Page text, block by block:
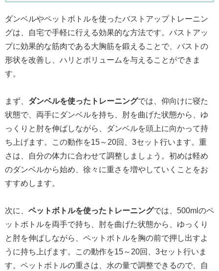
ダンベルやペットボトルを使ったバストアップトレーニン
グは、自宅で手軽に行える効果的な方法です。バストアッ
プに効果的な筋肉である大胸筋を鍛えることで、バストの
形状を改善し、ハリとボリュームを与えることができま
す。
まず、 ダンベルを使ったトレーニングでは、仰向けに寝た
状態で、両手にダンベルを持ち、肘を曲げた状態から、ゆ
っくりと肘を伸ばしながら、ダンベルを頭上に向かって持
ち上げます。この動作を15～20回、3セット行います。重
さは、自分の体力に合わせて調整しましょう。初めは軽め
のダンベルから始め、徐々に重さを増やしていくことをお
すすめします。
次に、 ペットボトルを使ったトレーニングでは、500mlのペ
ットボトルを両手で持ち、肘を曲げた状態から、ゆっくり
と肘を伸ばしながら、ペットボトルを胸の前で押し出すよ
うに持ち上げます。この動作を15～20回、3セット行いま
す。ペットボトルの重さは、水の量で調整できるので、自